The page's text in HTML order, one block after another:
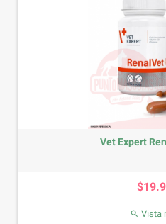
Vet Expert
 Vista